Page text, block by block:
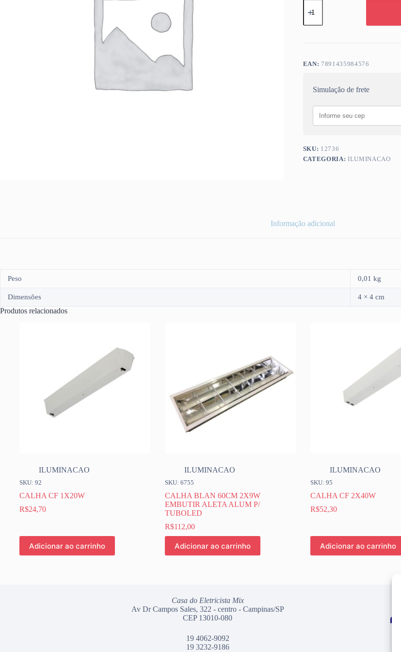
LAMP
LED
GU10
quantidade
EAN: 7891435984576
Simulação de frete
SKU: 12736
CATEGORIA: ILUMINACAO
Informação adicional
Peso 0,01 kg
Dimensões 4 × 4 cm
Produtos relacionados
ILUMINACAO
SKU: 92
CALHA CF 1X20W
R$24,70
Adicionar ao carrinho
ILUMINACAO
SKU: 6755
CALHA BLAN 60CM 2X9W
EMBUTIR ALETA ALUM P/
TUBOLED
R$112,00
Adicionar ao carrinho
ILUMINACAO
SKU: 95
CALHA CF 2X40W
R$52,30
Adicionar ao carrinho
Casa do Eletricista Mix
Av Dr Campos Sales, 322 - centro - Campinas/SP
CEP 13010-080
19 4062-9092
19 3232-9186